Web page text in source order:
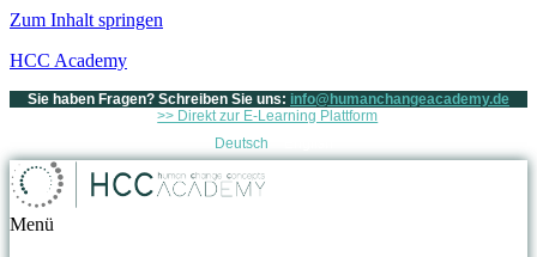
Zum Inhalt springen
HCC Academy
Sie haben Fragen? Schreiben Sie uns: info@humanchangeacademy.de
>> Direkt zur E-Learning Plattform
Deutsch
Menü